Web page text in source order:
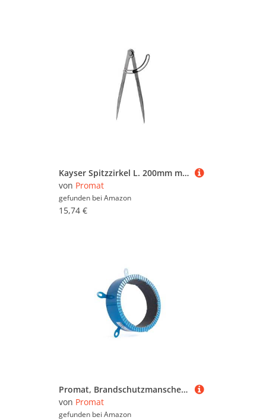
Kayser Spitzzirkel L. 200mm m. Stellbogen
von Promat
gefunden bei Amazon
15,74 €
Promat, Brandschutzmanschette PROMASTOP®-FC6/110 (50044), Edelstahl, blau
von Promat
gefunden bei Amazon